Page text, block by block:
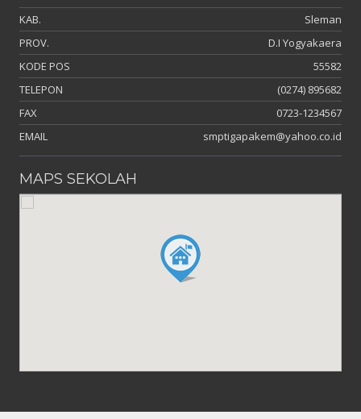
KAB.
Sleman
PROV.
D.I Yogyakaera
KODE POS
55582
TELEPON
(0274) 895682
FAX
0723-1234567
EMAIL
smptigapakem@yahoo.co.id
MAPS SEKOLAH